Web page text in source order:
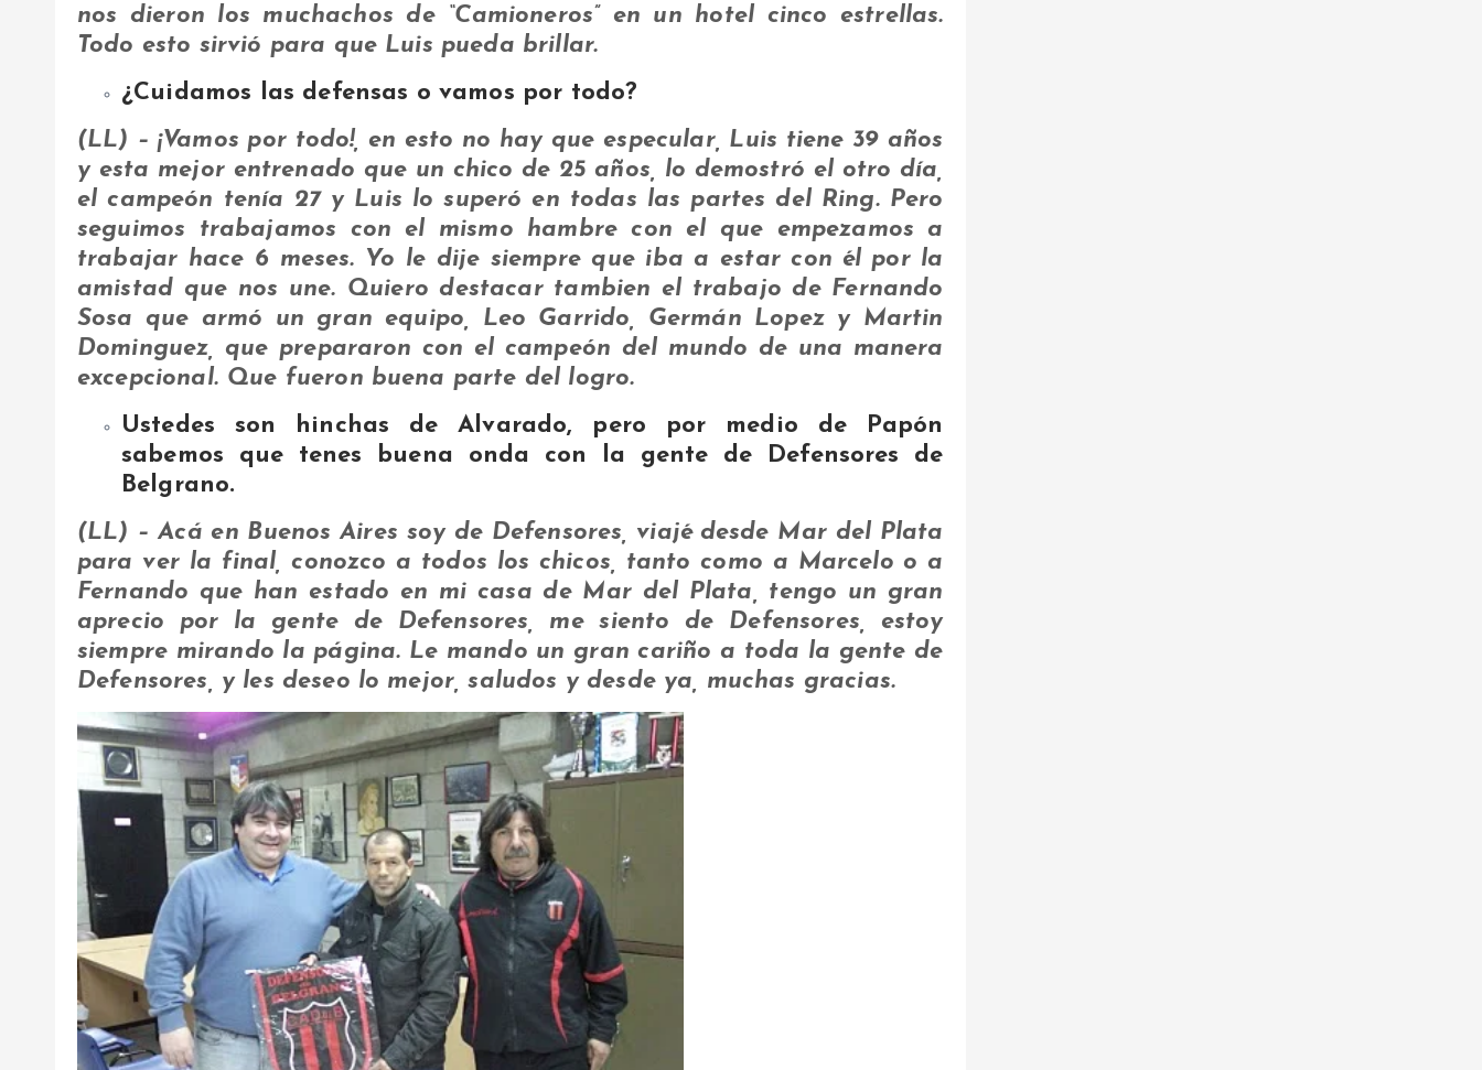
nos dieron los muchachos de “Camioneros” en un hotel cinco estrellas.
Todo esto sirvió para que Luis pueda brillar.
¿Cuidamos las defensas o vamos por todo?
(LL) – ¡Vamos por todo!, en esto no hay que especular, Luis tiene 39 años
y esta mejor entrenado que un chico de 25 años, lo demostró el otro día,
el campeón tenía 27 y Luis lo superó en todas las partes del Ring. Pero
seguimos trabajamos con el mismo hambre con el que empezamos a
trabajar hace 6 meses. Yo le dije siempre que iba a estar con él por la
amistad que nos une. Quiero destacar tambien el trabajo de Fernando
Sosa que armó un gran equipo, Leo Garrido, Germán Lopez y Martin
Dominguez, que prepararon con el campeón del mundo de una manera
excepcional. Que fueron buena parte del logro.
Ustedes son hinchas de Alvarado, pero por medio de Papón
sabemos que tenes buena onda con la gente de Defensores de
Belgrano.
(LL) – Acá en Buenos Aires soy de Defensores, viajé desde Mar del Plata
para ver la final, conozco a todos los chicos, tanto como a Marcelo o a
Fernando que han estado en mi casa de Mar del Plata, tengo un gran
aprecio por la gente de Defensores, me siento de Defensores, estoy
siempre mirando la página. Le mando un gran cariño a toda la gente de
Defensores, y les deseo lo mejor, saludos y desde ya, muchas gracias.